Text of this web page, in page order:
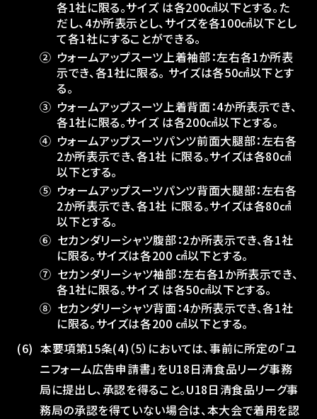
各1社に限る。サイズ は各200㎠以下とする。た
だし、4か所表⽰とし、サイズを各100㎠以下とし
て各1社にすることができる。
② ウォームアップスーツ上着袖部：左右各1か所表
⽰でき、各1社に限る。 サイズは各50㎠以下とす
る。
③ ウォームアップスーツ上着背⾯：4か所表⽰でき、
各1社に限る。サイズ は各200㎠以下とする。
④ ウォームアップスーツパンツ前⾯⼤腿部：左右各
2か所表⽰でき、各1社 に限る。サイズは各80㎠
以下とする。
⑤ ウォームアップスーツパンツ背⾯⼤腿部：左右各
2か所表⽰でき、各1社 に限る。サイズは各80㎠
以下とする。
⑥ セカンダリーシャツ腹部：2か所表⽰でき、各1社
に限る。サイズは各200 ㎠以下とする。
⑦ セカンダリーシャツ袖部：左右各1か所表⽰でき、
各1社に限る。サイズ は各50㎠以下とする。
⑧ セカンダリーシャツ背⾯：4か所表⽰でき、各1社
に限る。サイズは各200 ㎠以下とする。
本要項第15条(4)（5）においては、事前に所定の「ユ
ニフォーム広告申請書」をU18日清食品リーグ事務
局に提出し、承認を得ること。U18日清食品リーグ事
務局の承認を得ていない場合は、本大会で着用を認